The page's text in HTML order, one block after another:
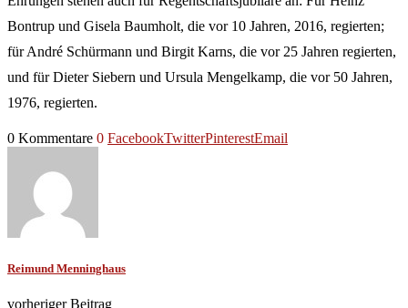
Bontrup und Gisela Baumholt, die vor 10 Jahren, 2016, regierten;
für André Schürmann und Birgit Karns, die vor 25 Jahren regierten,
und für Dieter Siebern und Ursula Mengelkamp, die vor 50 Jahren,
1976, regierten.
0 Kommentare 0 FacebookTwitterPinterestEmail
Reimund Menninghaus
vorheriger Beitrag